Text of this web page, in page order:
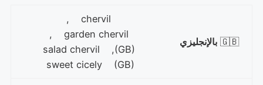
🇬🇧 بالإنجليزي
chervil ,
garden chervil ,
salad chervil ,(GB)
sweet cicely (GB)